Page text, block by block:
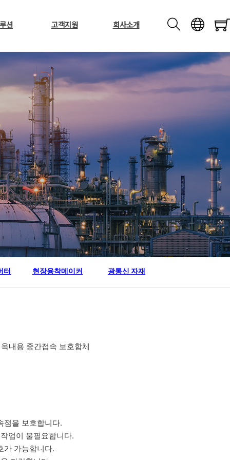
션 고객지원 회사소개
터 현장융착메이커 광통신 자재
내용 중간접속 보호함체
점을 보호합니다.
업이 불필요합니다.
가 가능합니다.